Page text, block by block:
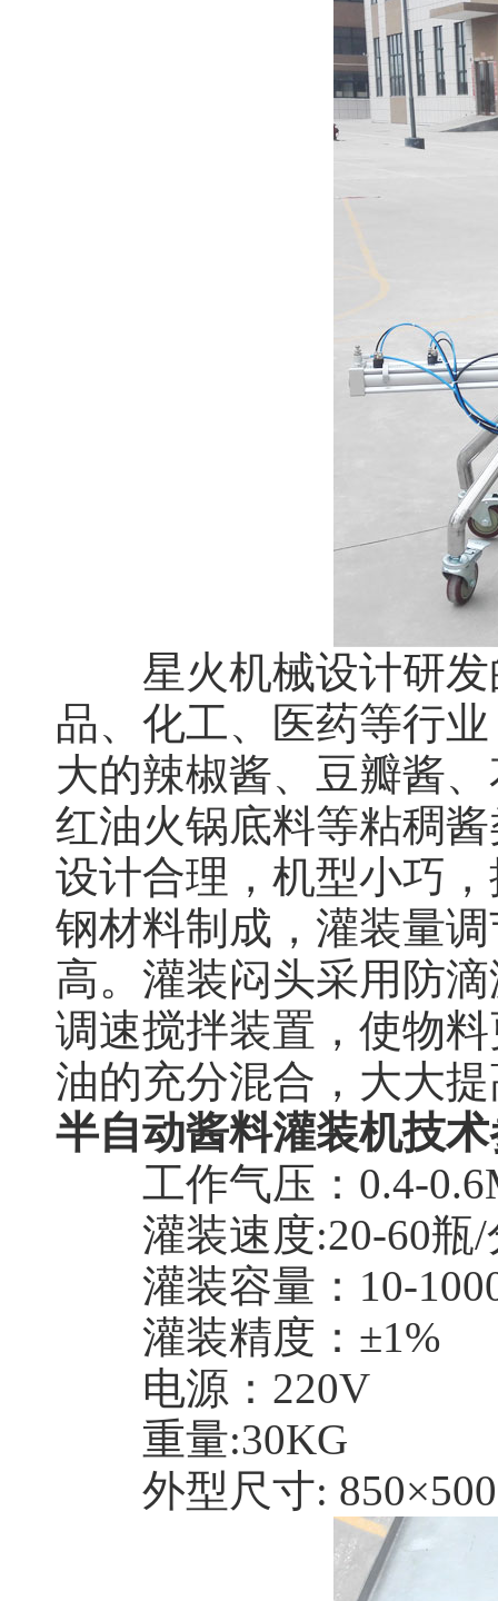
星火机械设计研发
品、化工、医药等行
大的辣椒酱、豆瓣酱
红油火锅底料等粘稠
设计合理，机型小巧
钢材料制成，灌装量
高。灌装闷头采用防
调速搅拌装置，使物
油的充分混合，大大
半自动酱料灌装机技
工作气压：0.4-
灌装速度:20-60瓶/
灌装容量：10-
灌装精度：±1%
电源：220V
重量:30KG
外型尺寸: